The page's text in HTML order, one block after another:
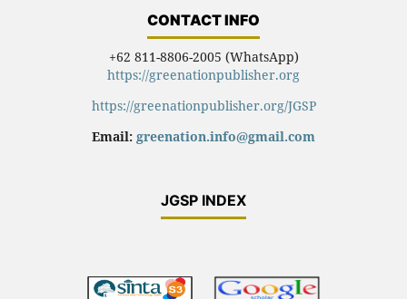
CONTACT INFO
+62 811-8806-2005 (WhatsApp)
https://greenationpublisher.org
https://greenationpublisher.org/JGSP
Email: greenation.info@gmail.com
JGSP INDEX